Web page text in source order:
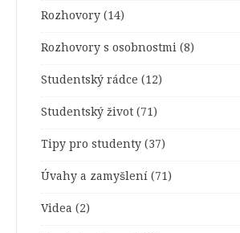
Rozhovory (14)
Rozhovory s osobnostmi (8)
Studentský rádce (12)
Studentský život (71)
Tipy pro studenty (37)
Úvahy a zamyšlení (71)
Videa (2)